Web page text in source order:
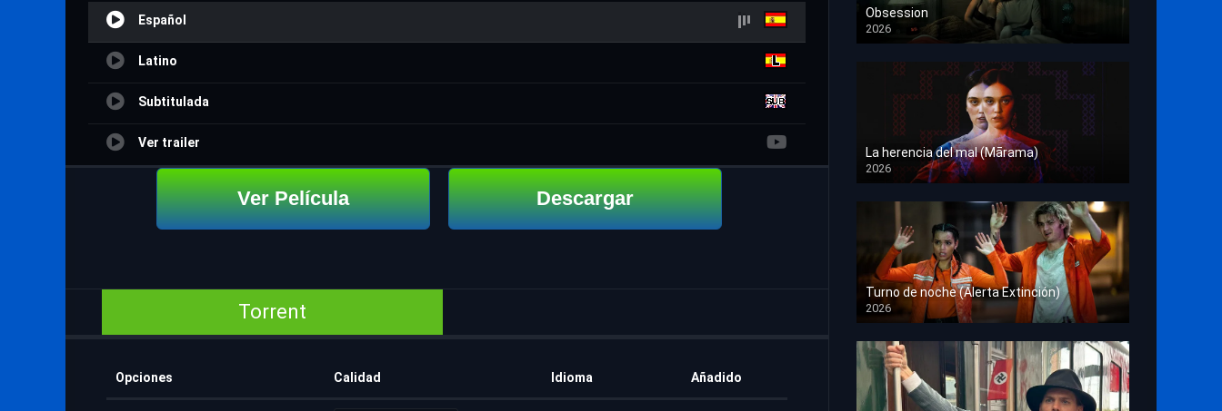
Español
Latino
Subtitulada
Ver trailer
Ver Película Descargar
Torrent
Opciones Calidad Idioma Añadido
Obsession
2026
HD 1080p
La herencia del mal (Mārama)
2026
HD 1080p
Turno de noche (Alerta Extinción)
2026
HD 1080p